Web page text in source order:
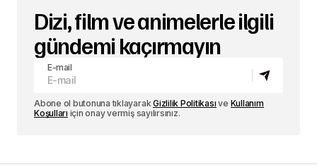
Dizi, film ve animelerle ilgili
gündemi kaçırmayın
E-mail
Abone ol butonuna tıklayarakGizlilik Politikası ve Kullanım
Koşulları için onay vermiş sayılırsınız.